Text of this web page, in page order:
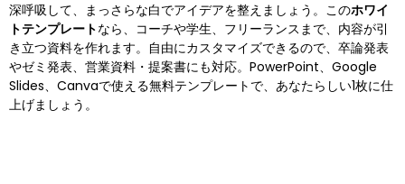
深呼吸して、まっさらな白でアイデアを整えましょう。このホワイ
トテンプレートなら、コーチや学生、フリーランスまで、内容が引
き立つ資料を作れます。自由にカスタマイズできるので、卒論発表
やゼミ発表、営業資料・提案書にも対応。PowerPoint、Google
Slides、Canvaで使える無料テンプレートで、あなたらしい1枚に仕
上げましょう。